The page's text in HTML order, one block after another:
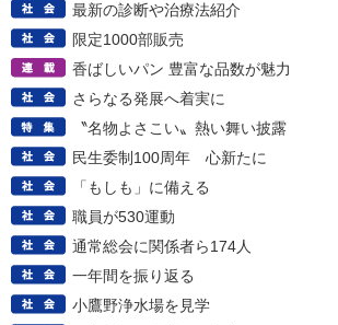
最新の診断や治療法紹介
限定1000部販売
香ばしいパン 豊富な品数が魅力
さらなる発展へ着実に
〝名物よさこい〟熱い舞い披露
民生委制100周年 心新たに
「もしも」に備える
職員が530運動
通常総会に関係者ら174人
一年間を振り返る
小鷹野浄水場を見学